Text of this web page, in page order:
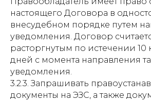
настоящего Договора в
внесудебном порядке путем
уведомления. Договор
расторгнутым по истечении 10
дней с момента направления
уведомления.
3.2.3. Запрашивать
документы на ЭЗС, а также